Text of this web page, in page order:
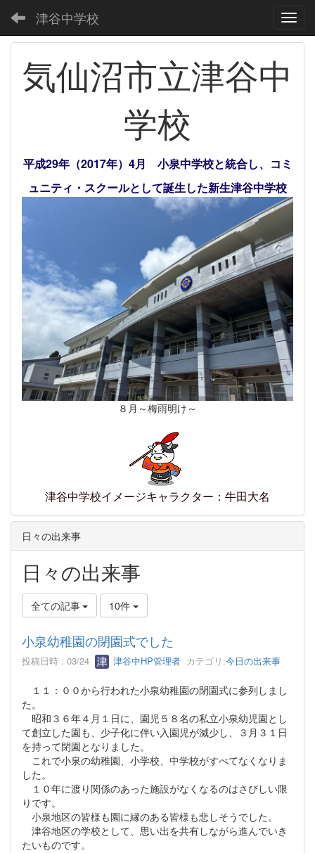
津谷中学校
気仙沼市立津谷中
学校
平成29年（2017年）4月 小泉中学校と統合し、コミ
ュニティ・スクールとして誕生した新生津谷中学校
８月～梅雨明け～
津谷中学校イメージキャラクター：牛田大名
日々の出来事
日々の出来事
全ての記事 10件
小泉幼稚園の閉園式でした
投稿日時 : 03/24 津谷中HP管理者 カテゴリ:今日の出来事
１１：００から行われた小泉幼稚園の閉園式に参列しまし
た。
昭和３６年４月１日に、園児５８名の私立小泉幼児園とし
て創立した園も、少子化に伴い入園児が減少し、３月３１日
を持って閉園となりました。
これで小泉の幼稚園、小学校、中学校がすべてなくなりま
した。
１０年に渡り関係のあった施設がなくなるのはさびしい限
りです。
小泉地区の皆様も園に縁のある皆様も悲しそうでした。
津谷地区の学校として、思い出を共有しながら進んでいき
たいものです。